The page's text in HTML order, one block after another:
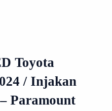
Toyota
/ Injakan
Paramount